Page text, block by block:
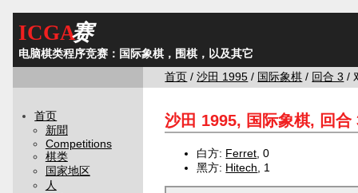
ICGA赛
电脑棋类程序竞赛：国际象棋，围棋，以及其它
首页 /沙田 1995 / 国际象棋 / 回合 3 /
首页
新聞
Competitions
棋类
国家地区
人
沙田 1995, 国际象棋, 回合
白方: Ferret , 0
黑方: Hitech , 1